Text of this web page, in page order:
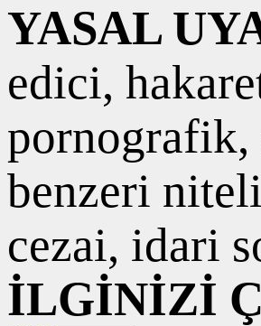
YASAL
edici,
pornografik,
benzeri
cezai, idari
İLGİNİZİ